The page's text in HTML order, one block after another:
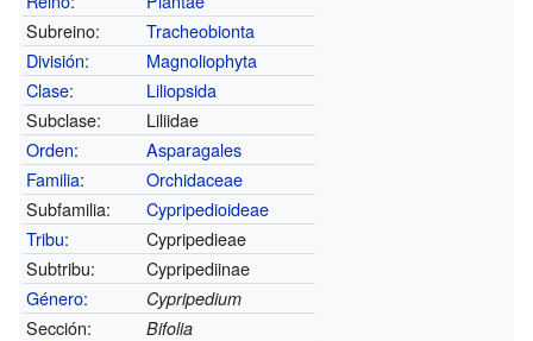
Subreino:
Tracheobionta
División:
Magnoliophyta
Clase:
Liliopsida
Subclase:
Liliidae
Orden:
Asparagales
Familia:
Orchidaceae
Subfamilia:
Cypripedioideae
Tribu:
Cypripedieae
Subtribu:
Cypripediinae
Género: Cypripedium
Sección: Bifolia